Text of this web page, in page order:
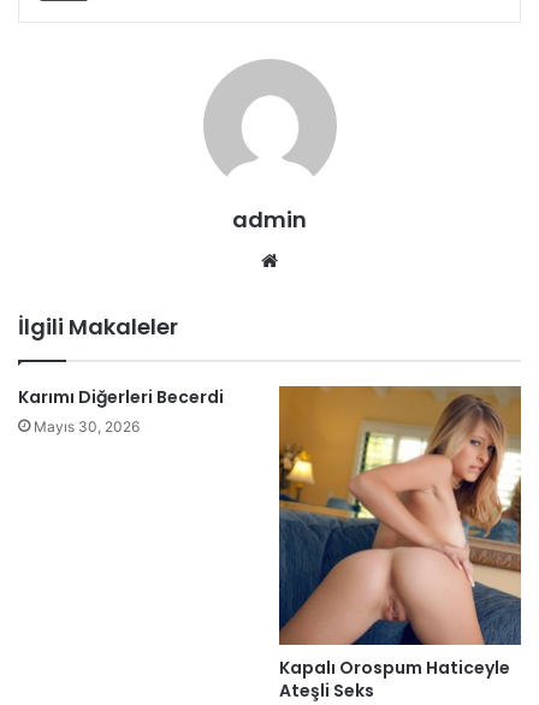
admin
İlgili Makaleler
Karımı Diğerleri Becerdi
Mayıs 30, 2026
Kapalı Orospum Haticeyle
Ateşli Seks